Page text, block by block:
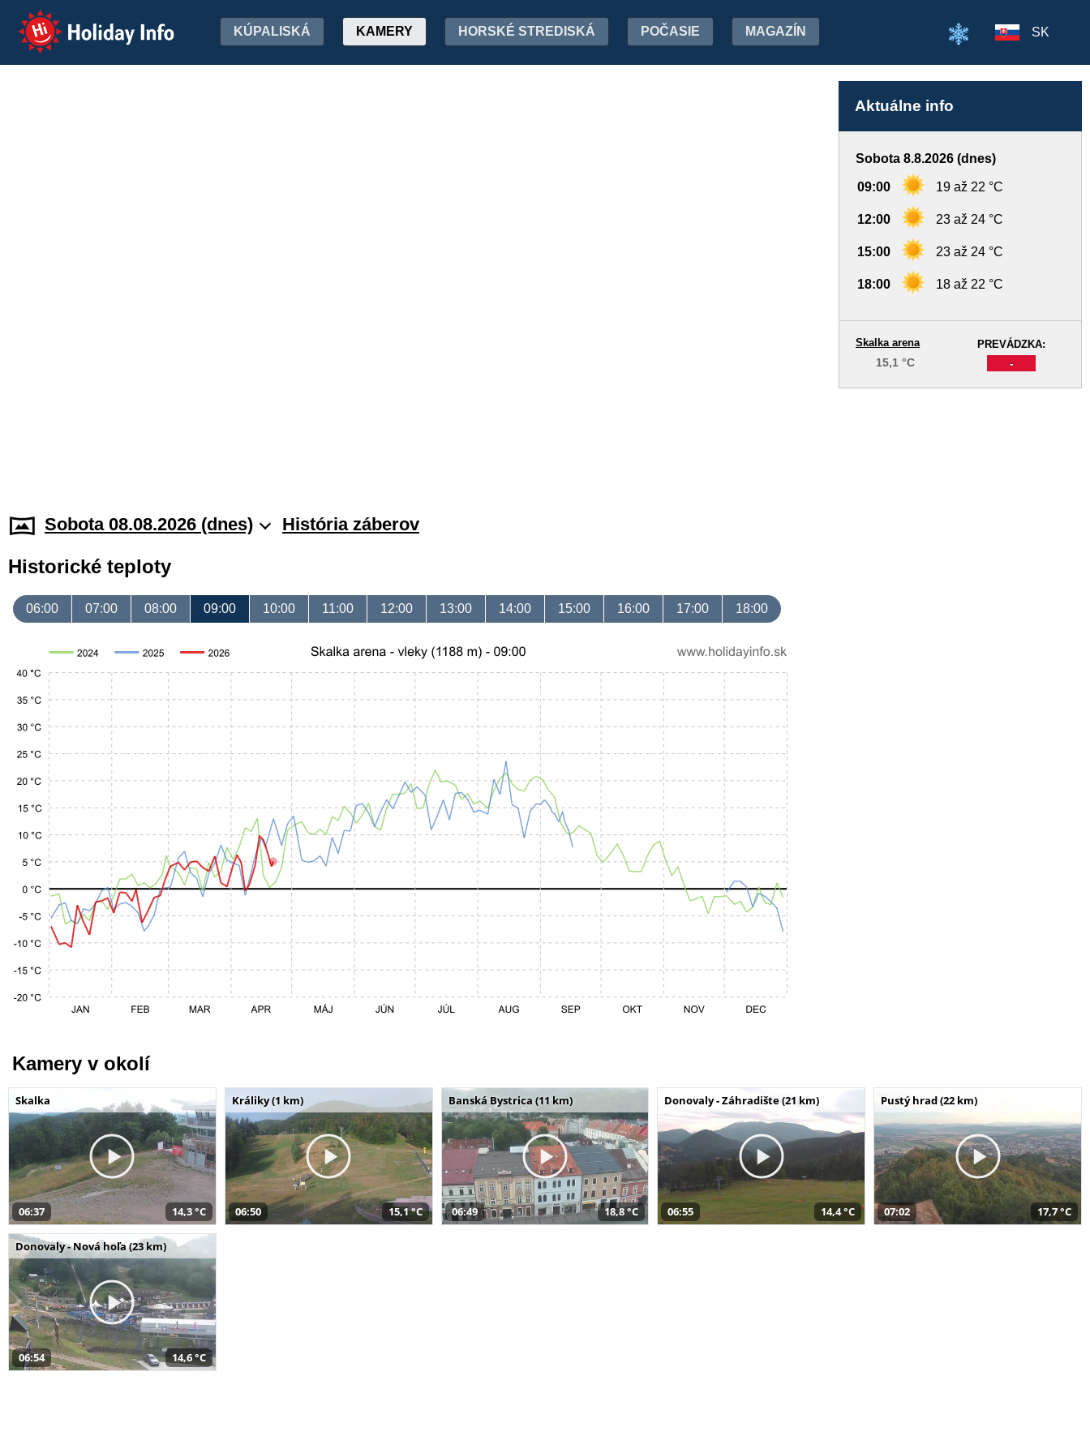
Holiday Info KÚPALISKÁ KAMERY HORSKÉ STREDISKÁ POČASIE MAGAZÍN SK
Aktuálne info
Sobota 8.8.2026 (dnes)
09:00 19 až 22 °C
12:00 23 až 24 °C
15:00 23 až 24 °C
18:00 18 až 22 °C
PREVÁDZKA:
-
Skalka arena
15,1 °C
Sobota 08.08.2026 (dnes) História záberov
Historické teploty
06:00 07:00 08:00 09:00 10:00 11:00 12:00 13:00 14:00 15:00 16:00 17:00 18:00
Kamery v okolí
Skalka
06:37 14,3 °C
Králiky (1 km)
06:50 15,1 °C
Banská Bystrica (11 km)
06:49 18,8 °C
Donovaly - Záhradište (21 km)
06:55 14,4 °C
Pustý hrad (22 km)
07:02 17,7 °C
Donovaly - Nová hoľa (23 km)
06:54 14,6 °C